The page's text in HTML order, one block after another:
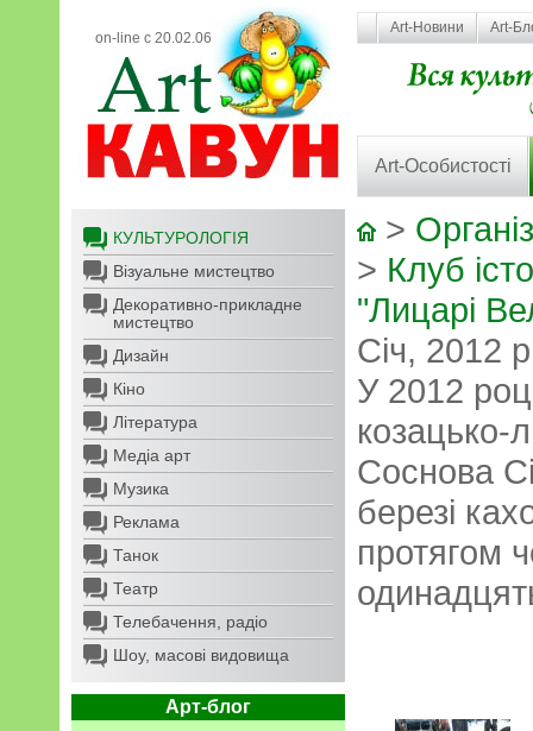
on-line с 20.02.06
Art-Новини Art-
Art-Особистості
КУЛЬТУРОЛОГІЯ
Візуальне мистецтво
Декоративно-прикладне
мистецтво
Дизайн
Кіно
Література
Медіа арт
Музика
Реклама
Танок
Театр
Телебачення, радіо
Шоу, масові видовища
Арт-блог
>
> Клуб
"Лицарі
Січ, 2012
У 2012
козацько-
Соснова
березі
протягом